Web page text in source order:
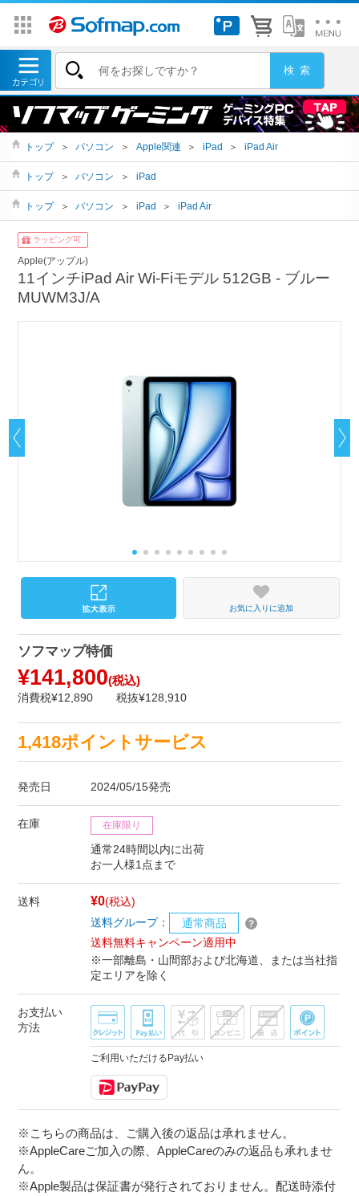
トップ ＞ パソコン ＞ Apple関連 ＞ iPad ＞ iPad Air
トップ ＞ パソコン ＞ iPad
トップ ＞ パソコン ＞ iPad ＞ iPad Air
ラッピング可
Apple(アップル)
11インチiPad Air Wi-Fiモデル 512GB ‐ ブルー
MUWM3J/A
お気に入りに追加
ソフマップ特価
¥141,800(税込)
消費税¥12,890 税抜¥128,910
1,418ポイントサービス
発売日 2024/05/15発売
在庫 在庫限り
通常24時間以内に出荷
お一人様1点まで
送料 ¥0(税込)
送料グループ：
通常商品
送料無料キャンペーン適用中
※一部離島・山間部および北海道、または当社指
定エリアを除く
お支払い
方法
ご利用いただけるPay払い
※こちらの商品は、ご購入後の返品は承れません。
※AppleCareご加入の際、AppleCareのみの返品も承れませ
ん。
※Apple製品は保証書が発行されておりません。配送時添付